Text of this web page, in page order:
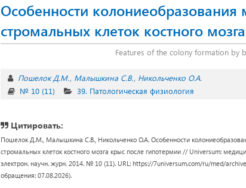
Особенности
стромальных клеток костного
Features of the colony formation by
Пошелок Д.М. Малышкина С.В. Никольченко О.А.
№ 10 (11)
39. Патологическая физиология
Цитировать:
Пошелок Д.М., Малышкина С.В., Никольченко О.А. Особенности
стромальных клеток костного мозга крыс после гипотермии // Universum:
электрон. научн. журн. 2014. № 10 (11). URL: https://7universum.com/ru/med/
обращения: 07.08.2026).